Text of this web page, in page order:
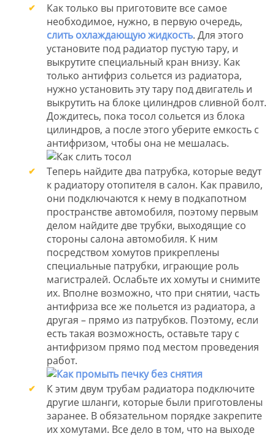
Как только вы приготовите все самое
необходимое, нужно, в первую очередь,
слить охлаждающую жидкость. Для этого
установите под радиатор пустую тару, и
выкрутите специальный кран внизу. Как
только антифриз сольется из радиатора,
нужно установить эту тару под двигатель и
выкрутить на блоке цилиндров сливной болт.
Дождитесь, пока тосол сольется из блока
цилиндров, а после этого уберите емкость с
антифризом, чтобы она не мешалась.
Теперь найдите два патрубка, которые ведут
к радиатору отопителя в салон. Как правило,
они подключаются к нему в подкапотном
пространстве автомобиля, поэтому первым
делом найдите две трубки, выходящие со
стороны салона автомобиля. К ним
посредством хомутов прикреплены
специальные патрубки, играющие роль
магистралей. Ослабьте их хомуты и снимите
их. Вполне возможно, что при снятии, часть
антифриза все же польется из радиатора, а
другая – прямо из патрубков. Поэтому, если
есть такая возможность, оставьте тару с
антифризом прямо под местом проведения
работ.
К этим двум трубам радиатора подключите
другие шланги, которые были приготовлены
заранее. В обязательном порядке закрепите
их хомутами. Все дело в том, что на выходе